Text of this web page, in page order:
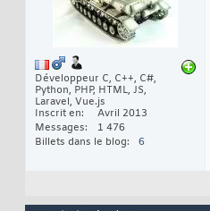
Développeur C, C++, C#,
Python, PHP, HTML, JS,
Laravel, Vue.js
Inscrit en
Avril 2013
Messages
1 476
Billets dans le blog
6